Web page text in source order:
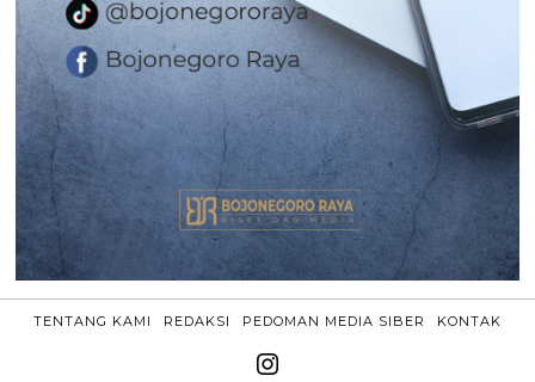
TENTANG KAMI REDAKSI PEDOMAN MEDIA SIBER KONTAK